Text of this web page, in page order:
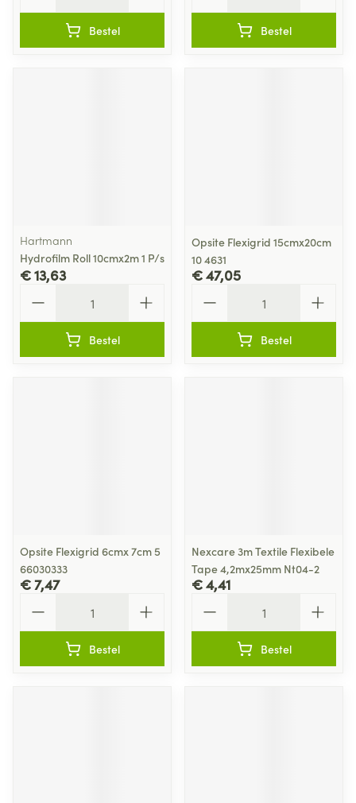
Bestel Bestel
Hartmann
Hydrofilm Roll 10cmx2m 1 P/s
€ 13,63
Bestel
Opsite Flexigrid 15cmx20cm
10 4631
€ 47,05
Bestel
Opsite Flexigrid 6cmx 7cm 5
66030333
€ 7,47
Bestel
Nexcare 3m Textile Flexibele
Tape 4,2mx25mm Nt04-2
€ 4,41
Bestel